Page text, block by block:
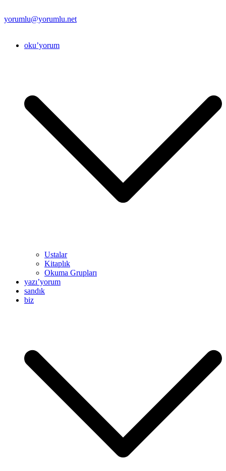
yorumlu@yorumlu.net
oku’yorum
Ustalar
Kitaplık
Okuma Grupları
yazı’yorum
sandık
biz